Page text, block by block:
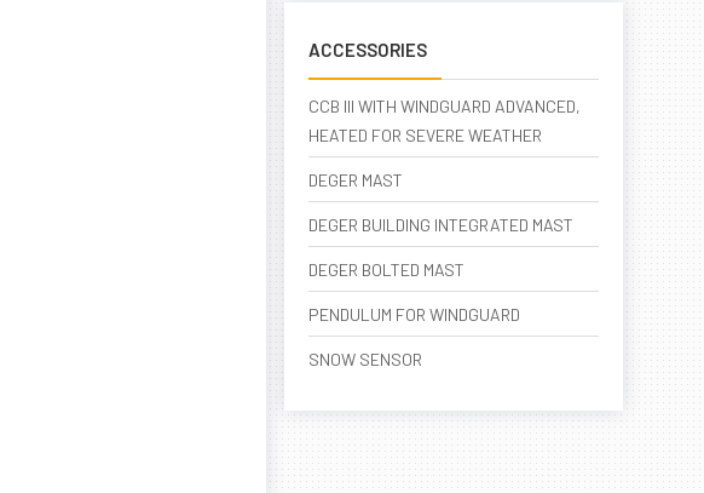
ACCESSORIES
CCB III WITH WINDGUARD ADVANCED,
HEATED FOR SEVERE WEATHER
DEGER MAST
DEGER BUILDING INTEGRATED MAST
DEGER BOLTED MAST
PENDULUM FOR WINDGUARD
SNOW SENSOR